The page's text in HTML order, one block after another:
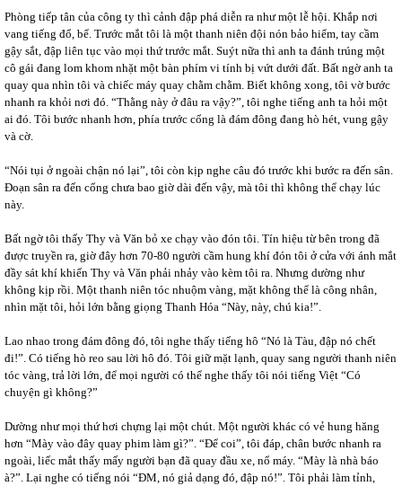
Phòng tiếp tân của công ty thì cảnh đập phá diễn ra như một lễ hội. Khắp nơi
vang tiếng đổ, bể. Trước mắt tôi là một thanh niên đội nón bảo hiểm, tay cầm
gậy sắt, đập liên tục vào mọi thứ trước mắt. Suýt nữa thì anh ta đánh trúng một
cô gái đang lom khom nhặt một bàn phím vi tính bị vứt dưới đất. Bất ngờ anh ta
quay qua nhìn tôi và chiếc máy quay chằm chằm. Biết không xong, tôi vờ bước
nhanh ra khỏi nơi đó. “Thằng này ở đâu ra vậy?”, tôi nghe tiếng anh ta hỏi một
ai đó. Tôi bước nhanh hơn, phía trước cổng là đám đông đang hò hét, vung gậy
và cờ.
“Nói tụi ở ngoài chận nó lại”, tôi còn kịp nghe câu đó trước khi bước ra đến sân.
Đoạn sân ra đến cổng chưa bao giờ dài đến vậy, mà tôi thì không thể chạy lúc
này.
Bất ngờ tôi thấy Thy và Văn bỏ xe chạy vào đón tôi. Tín hiệu từ bên trong đã
được truyền ra, giờ đây hơn 70-80 người cầm hung khí đón tôi ở cửa với ánh mắt
đầy sát khí khiến Thy và Văn phải nhảy vào kèm tôi ra. Nhưng dường như
không kịp rồi. Một thanh niên tóc nhuộm vàng, mặt không thể là công nhân,
nhìn mặt tôi, hỏi lớn bằng giọng Thanh Hóa “Này, này, chú kia!”.
Lao nhao trong đám đông đó, tôi nghe thấy tiếng hô “Nó là Tàu, đập nó chết
đi!”. Có tiếng hò reo sau lời hô đó. Tôi giữ mặt lạnh, quay sang người thanh niên
tóc vàng, trả lời lớn, để mọi người có thể nghe thấy tôi nói tiếng Việt “Có
chuyện gì không?”
Dường như mọi thứ hơi chựng lại một chút. Một người khác có vẻ hung hăng
hơn “Mày vào đây quay phim làm gì?”. “Để coi”, tôi đáp, chân bước nhanh ra
ngoài, liếc mắt thấy mấy người bạn đã quay đầu xe, nổ máy. “Mày là nhà báo
à?”. Lại nghe có tiếng nói “ĐM, nó giả dạng đó, đập nó!”. Tôi phải làm tỉnh,